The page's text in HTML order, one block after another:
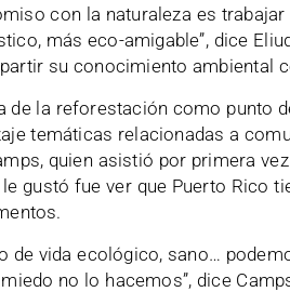
con la naturaleza es
más eco-amigable”, dice
su conocimiento ambiental
de la reforestación como punto
temáticas relacionadas a
quien asistió por primera
le gustó fue ver que Puerto Rico
de vida ecológico, sano…
no lo hacemos”, dice